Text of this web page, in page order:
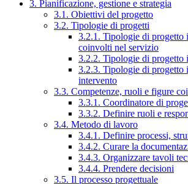
3. Pianificazione, gestione e strategia
3.1. Obiettivi del progetto
3.2. Tipologie di progetti
3.2.1. Tipologie di progetto
coinvolti nel servizio
3.2.2. Tipologie di progetto
3.2.3. Tipologie di progetto
intervento
3.3. Competenze, ruoli e figure
3.3.1. Coordinatore di
3.3.2. Definire ruoli e
3.4. Metodo di lavoro
3.4.1. Definire processi,
3.4.2. Curare la
3.4.3. Organizzare tavoli
3.4.4. Prendere decisioni
3.5. Il processo progettuale